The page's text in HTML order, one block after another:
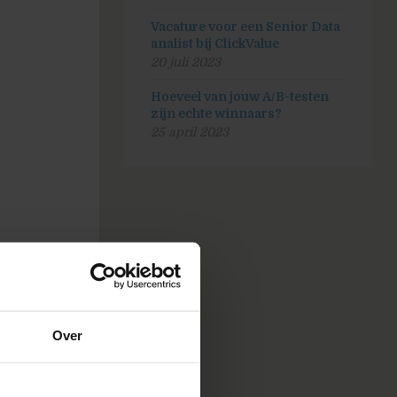
Over
nog
Vacature voor een Senior Data
analist bij ClickValue
Hoeveel van jouw A/B-testen
zijn echte winnaars?